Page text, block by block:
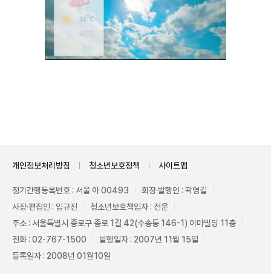
개인정보처리방침 청소년보호정책 사이트맵
정기간행등록번호 : 서울 아 00493
회장·발행인 : 곽영길
사장·편집인 : 임규진
청소년보호책임자 : 전운
주소 : 서울특별시 종로구 종로 1길 42(수송동 146-1) 이마빌딩 11층
전화 : 02-767-1500
발행일자 : 2007년 11월 15일
등록일자 : 2008년 01월10일